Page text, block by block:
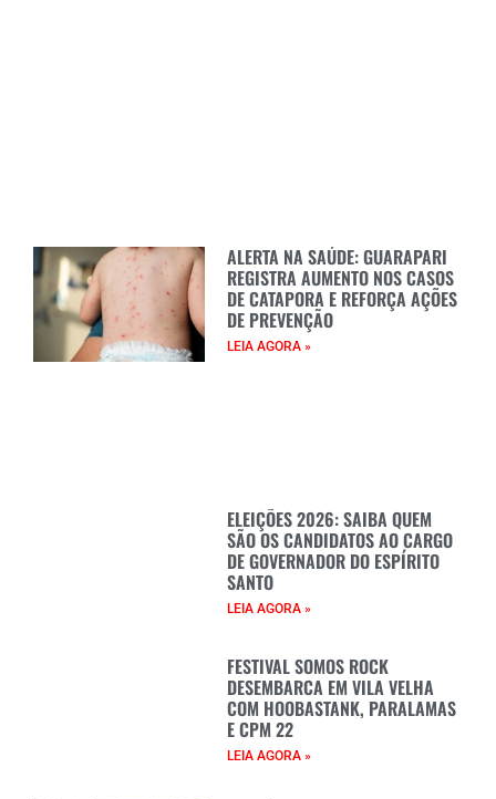
ALERTA NA SAÚDE: GUARAPARI
REGISTRA AUMENTO NOS CASOS
DE CATAPORA E REFORÇA AÇÕES
DE PREVENÇÃO
LEIA AGORA »
ELEIÇÕES 2026: SAIBA QUEM
SÃO OS CANDIDATOS AO CARGO
DE GOVERNADOR DO ESPÍRITO
SANTO
LEIA AGORA »
FESTIVAL SOMOS ROCK
DESEMBARCA EM VILA VELHA
COM HOOBASTANK, PARALAMAS
E CPM 22
LEIA AGORA »